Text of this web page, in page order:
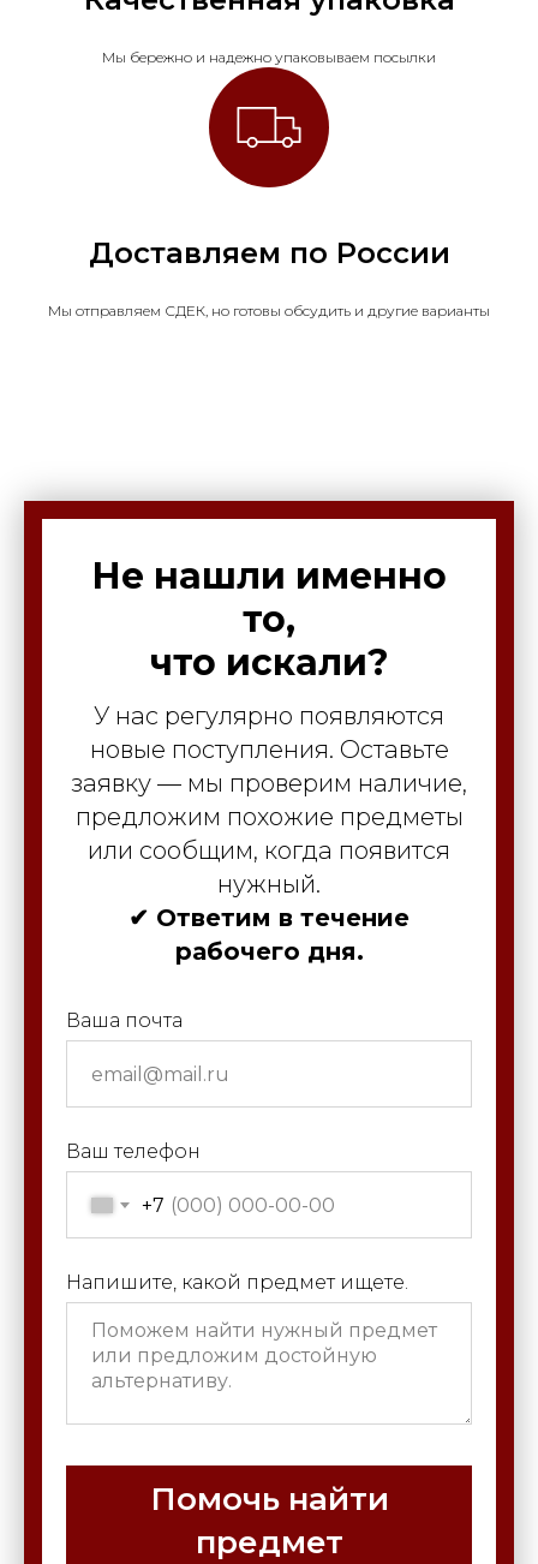
Мы бережно и надежно упаковываем посылки
Доставляем по России
Мы отправляем СДЕК, но готовы обсудить и другие варианты
Не нашли именно
то,
что искали?
У нас регулярно появляются
новые поступления. Оставьте
заявку — мы проверим наличие,
предложим похожие предметы
или сообщим, когда появится
нужный.
✔ Ответим в течение
рабочего дня.
Ваша почта
Ваш телефон
+7
Напишите, какой предмет ищете.
Помочь найти
предмет